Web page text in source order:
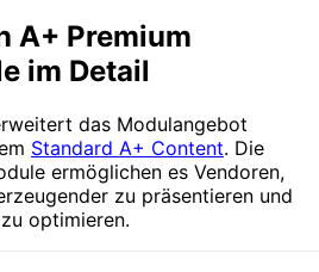
A+ Premium
im Detail
das Modulangebot
Standard A+ Content. Die
ermöglichen es Vendoren,
zu präsentieren und
optimieren.